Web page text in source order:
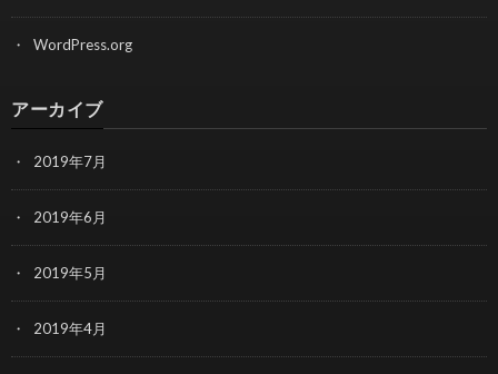
WordPress.org
アーカイブ
2019年7月
2019年6月
2019年5月
2019年4月